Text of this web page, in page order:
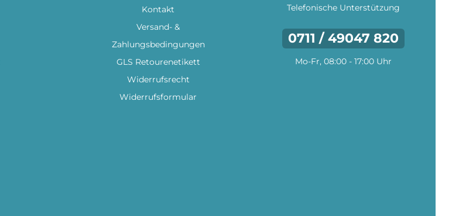
Telefonische Unterstützung
0711 / 49047 820
Mo-Fr, 08:00 - 17:00 Uhr
Kontakt
Versand- &
Zahlungsbedingungen
GLS Retourenetikett
Widerrufsrecht
Widerrufsformular